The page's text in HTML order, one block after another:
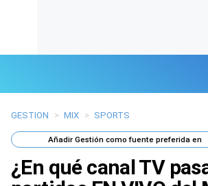
Últimas Noticias
Mi Bolsillo
Respuestas
GESTION > MIX > SPORTS
AñadirGestión como fuente preferida en
¿En qué canal TV